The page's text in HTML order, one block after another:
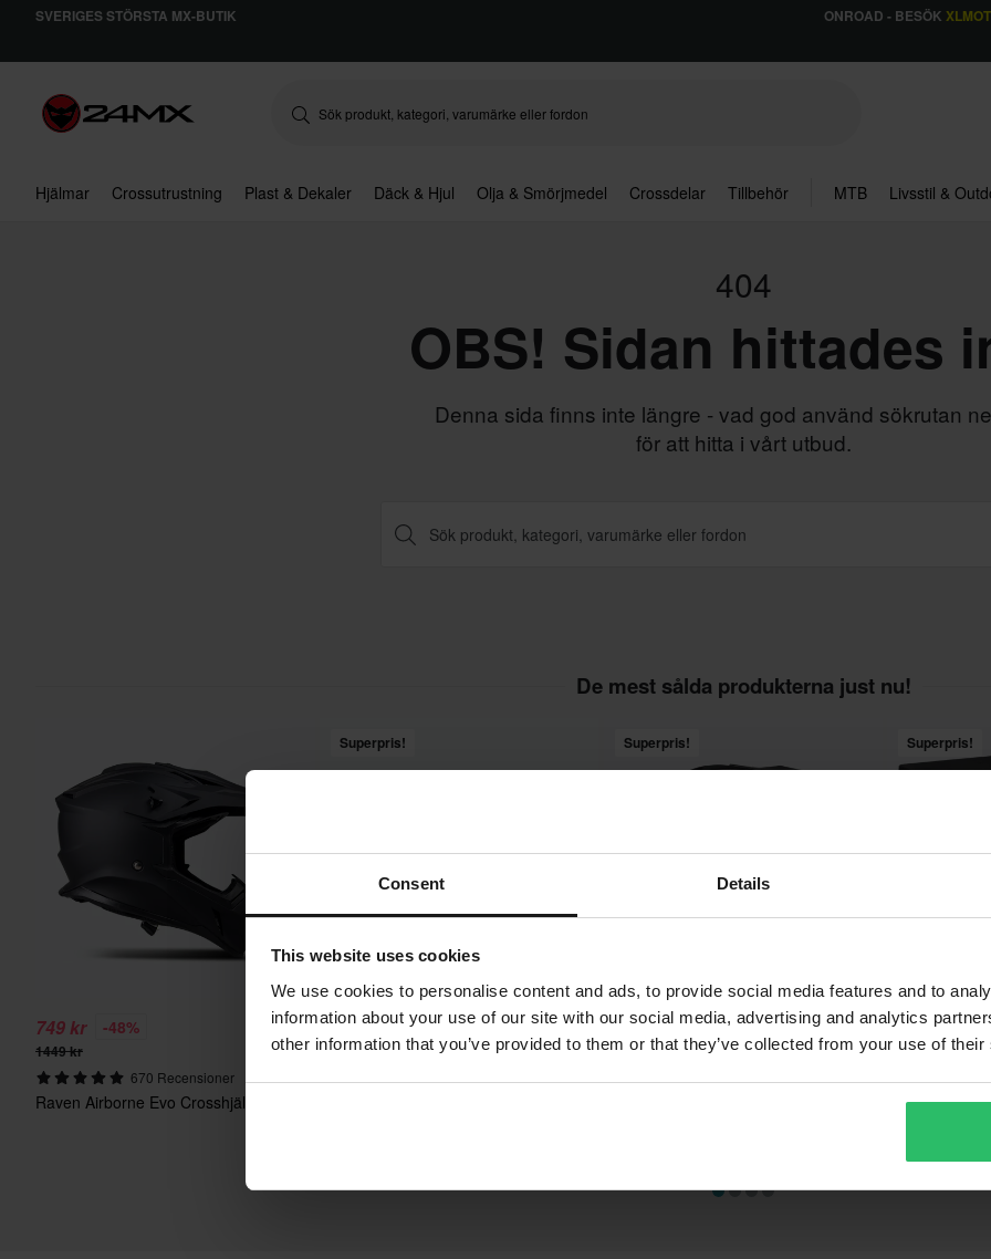
Consent Details
This website uses cookies
We use cookies to personalise content and ads, to provide social media features and to
information about your use of our site with our social media, advertising and analytics
other information that you’ve provided to them or that they’ve collected from your use of
SVERIGES STÖRSTA MX-BUTIK ONROAD - BESÖK
Hjälmar Crossutrustning Plast & Dekaler Däck & Hjul Olja & Smörjmedel Crossdelar Tillbehör MTB Livsstil &
404
OBS! Sidan hittades
Denna sida finns inte längre - vad god använd sökrutan
för att hitta i vårt utbud.
De mest sålda produkterna just nu!
749 kr -48%
1449 kr
670 Recensioner
Raven Airborne Evo Crosshjälm
Superpris!
1199 kr -63%
3199 kr
Superpris!
999 kr -50%
1999 kr
Superpris!
449 kr -33%
669 kr
Proworks